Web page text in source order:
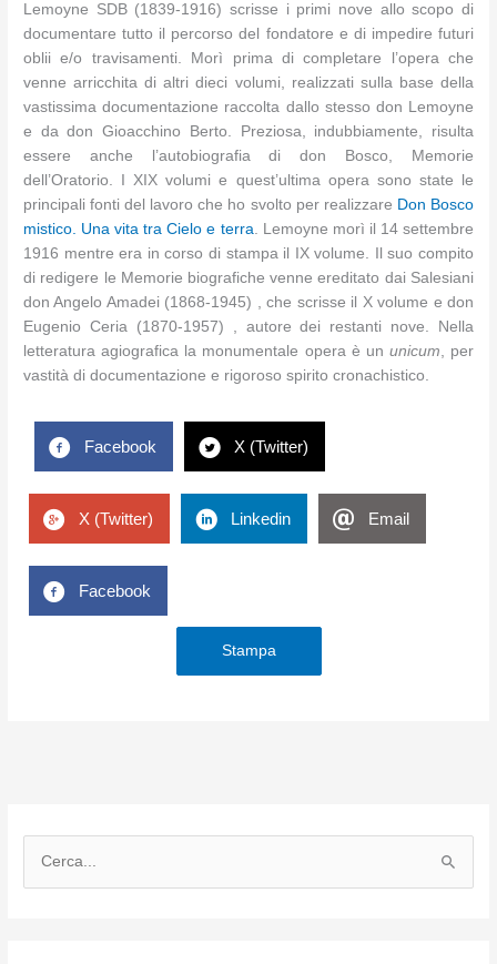
Lemoyne SDB (1839-1916) scrisse i primi nove allo scopo di
documentare tutto il percorso del fondatore e di impedire futuri
oblii e/o travisamenti. Morì prima di completare l’opera che
venne arricchita di altri dieci volumi, realizzati sulla base della
vastissima documentazione raccolta dallo stesso don Lemoyne
e da don Gioacchino Berto. Preziosa, indubbiamente, risulta
essere anche l’autobiografia di don Bosco, Memorie
dell’Oratorio. I XIX volumi e quest’ultima opera sono state le
principali fonti del lavoro che ho svolto per realizzare Don Bosco
mistico. Una vita tra Cielo e terra. Lemoyne morì il 14 settembre
1916 mentre era in corso di stampa il IX volume. Il suo compito
di redigere le Memorie biografiche venne ereditato dai Salesiani
don Angelo Amadei (1868-1945) , che scrisse il X volume e don
Eugenio Ceria (1870-1957) , autore dei restanti nove. Nella
letteratura agiografica la monumentale opera è un unicum, per
vastità di documentazione e rigoroso spirito cronachistico.
Facebook X (Twitter)
X (Twitter) Linkedin Email
Facebook
Stampa